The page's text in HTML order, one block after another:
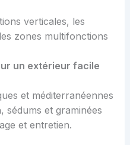
verticales, les
zones multifonctions
un extérieur facile
et méditerranéennes
sédums et graminées
et entretien.